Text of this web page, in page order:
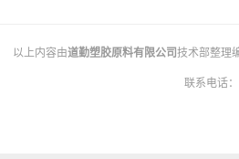
以上内容由道勤塑胶原料有限公司技术部整理
联系电话